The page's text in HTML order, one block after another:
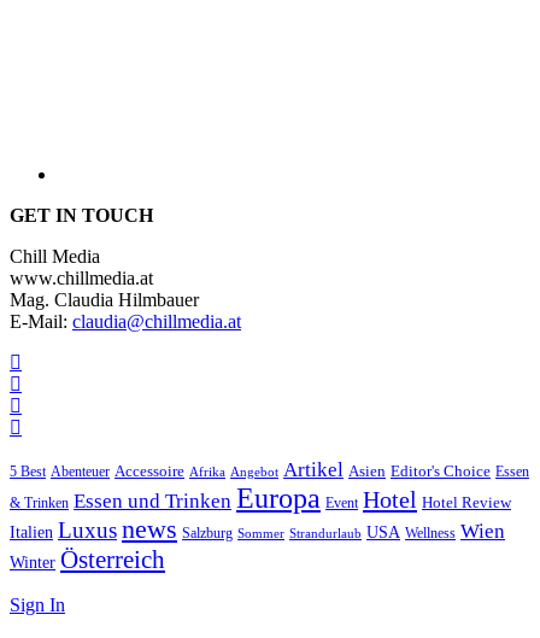
GET IN TOUCH
Chill Media
www.chillmedia.at
Mag. Claudia Hilmbauer
E-Mail: claudia@chillmedia.at
5 Best Abenteuer Accessoire Afrika Angebot Artikel Asien Editor's Choice Essen
& Trinken Essen und Trinken Europa Event Hotel Hotel Review
Italien Luxusnews Salzburg Sommer Strandurlaub USA Wellness Wien
Winter Österreich
Sign In